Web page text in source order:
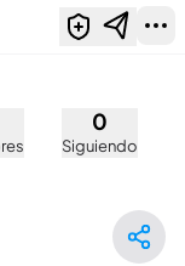
0
Siguiendo